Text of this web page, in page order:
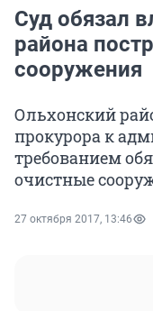
Суд обязал
района
сооружения
Ольхонский
прокурора к
требованием
очистные
27 октября 2017, 13:46